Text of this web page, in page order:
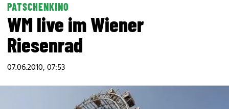
PATSCHENKINO
WM live im Wiener
Riesenrad
07.06.2010, 07:53